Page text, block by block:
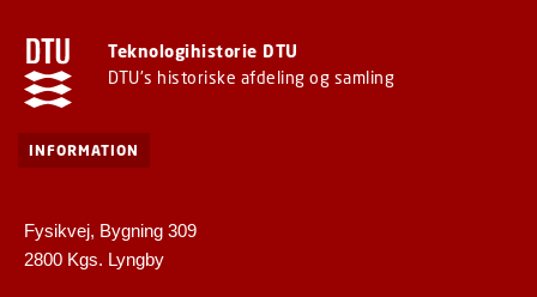
Teknologihistorie DTU
DTU's historiske afdeling og samling
INFORMATION
Fysikvej, Bygning 309
2800 Kgs. Lyngby